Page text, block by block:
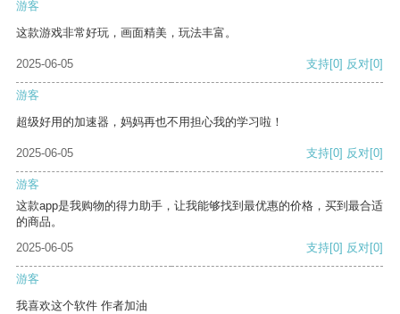
游客
这款游戏非常好玩，画面精美，玩法丰富。
2025-06-05 支持[0] 反对[0]
游客
超级好用的加速器，妈妈再也不用担心我的学习啦！
2025-06-05 支持[0] 反对[0]
游客
这款app是我购物的得力助手，让我能够找到最优惠的价格，买到最合适
的商品。
2025-06-05
支持[0] 反对[0]
游客
我喜欢这个软件 作者加油